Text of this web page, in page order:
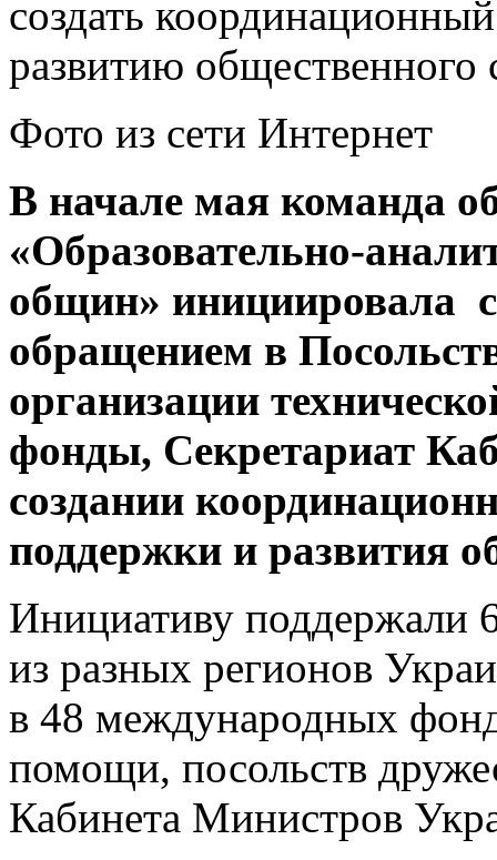
Фото из сети Интернет
В начале мая команда
«Образовательно-
общин» инициировала
обращением в
организации
фонды, Секретариат
создании
поддержки и развития
Инициативу поддержали
из разных регионов
в 48 международных
помощи, посольств
Кабинета Министров